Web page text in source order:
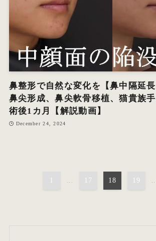
鼻整形で自然な変化を【鼻中隔延長
鼻尖形成、︎鼻尖軟骨移植、︎猫貴族手
術後1カ月【解説動画】
December 24, 2024
... 17 18 19